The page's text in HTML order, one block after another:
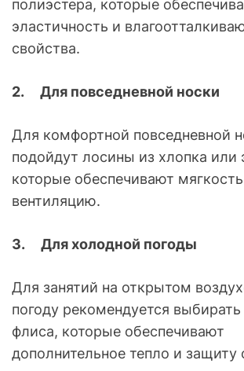
полиэстера, которые
эластичность и
свойства.
2. Для повседневной носки
Для комфортной повседневной
подойдут лосины из хлопка или
которые обеспечивают
вентиляцию.
3. Для холодной погоды
Для занятий на открытом
погоду рекомендуется
флиса, которые обеспечивают
дополнительное тепло и защиту